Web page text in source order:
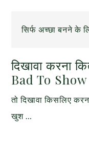
सिर्फ अच्छा बनने के
दिखावा करना
Bad To
तो दिखावा किसलिए
खुश …